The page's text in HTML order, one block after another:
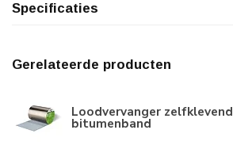
Specificaties
Gerelateerde producten
Loodvervanger zelfklevend
bitumenband